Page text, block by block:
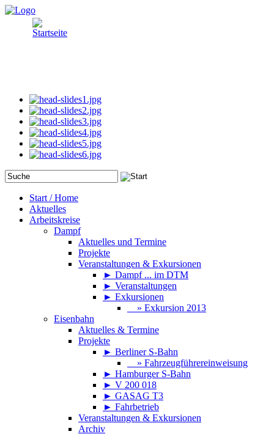
Start / Home
Aktuelles
Arbeitskreise
Dampf
Aktuelles und Termine
Projekte
Veranstaltungen & Exkursionen
► Dampf ... im DTM
► Veranstaltungen
► Exkursionen
» Exkursion 2013
Eisenbahn
Aktuelles & Termine
Projekte
► Berliner S-Bahn
» Fahrzeugführereinweisung
► Hamburger S-Bahn
► V 200 018
► GASAG T3
► Fahrbetrieb
Veranstaltungen & Exkursionen
Archiv